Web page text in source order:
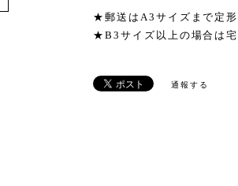
★郵送はA3サイズまで定形
★B3サイズ以上の場合は宅
通報する